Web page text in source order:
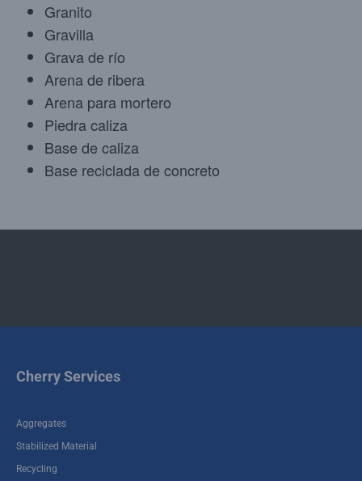
Granito
Gravilla
Grava de río
Arena de ribera
Arena para mortero
Piedra caliza
Base de caliza
Base reciclada de concreto
Cherry Services
Aggregates
Stabilized Material
Recycling